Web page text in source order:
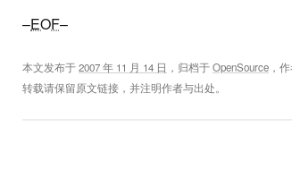
–EOF–
本文发布于2007 年 11 月 14 日 ，归档于OpenSource ，
转载请保留原文链接，并注明作者与出处。